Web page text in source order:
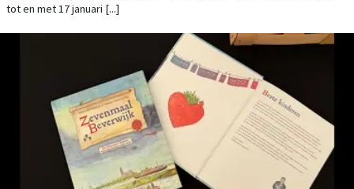
tot en met 17 januari [...]